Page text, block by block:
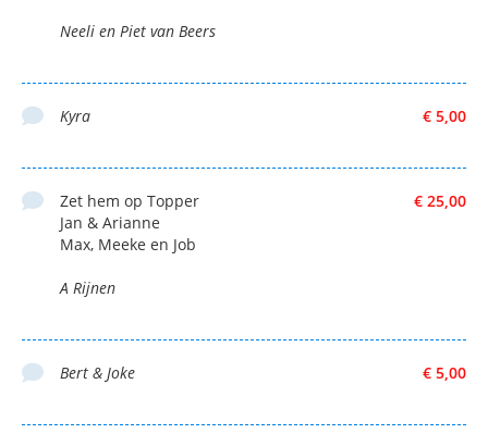
Neeli en Piet van Beers
€ 5,00
Kyra
€ 25,00
Zet hem op Topper
Jan & Arianne
Max, Meeke en Job
A Rijnen
€ 5,00
Bert & Joke